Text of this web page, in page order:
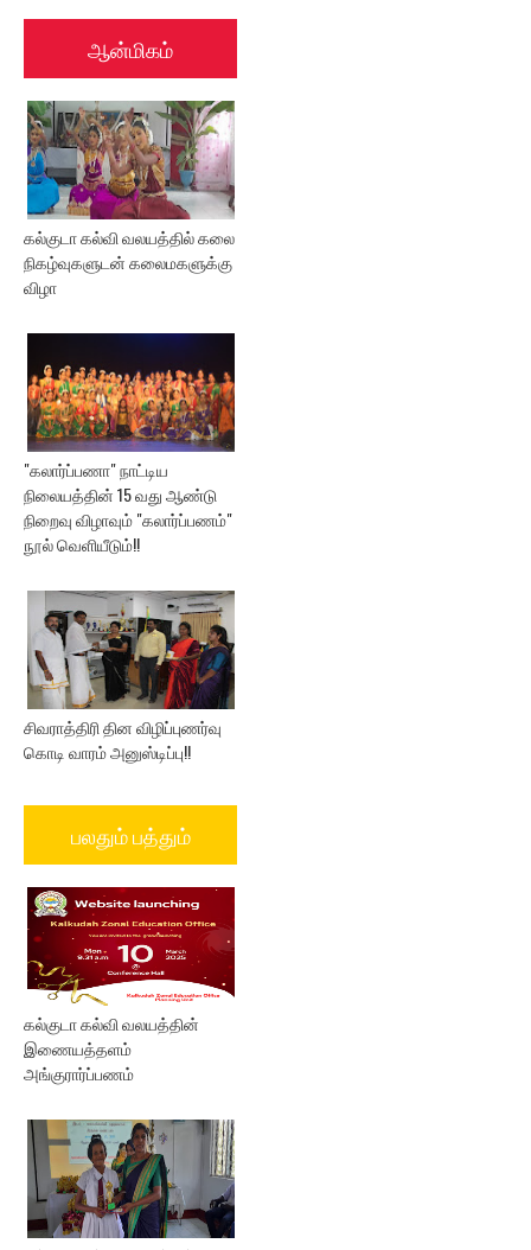
ஆன்மிகம்
கல்குடா கல்வி வலயத்தில் கலை
நிகழ்வுகளுடன் கலைமகளுக்கு
விழா
"கலார்ப்பணா" நாட்டிய
நிலையத்தின் 15 வது ஆண்டு
நிறைவு விழாவும் "கலார்ப்பணம்"
நூல் வெளியீடும்!!
சிவராத்திரி தின விழிப்புணர்வு
கொடி வாரம் அனுஸ்டிப்பு!!
பலதும் பத்தும்
கல்குடா கல்வி வலயத்தின்
இணையத்தளம்
அங்குரார்ப்பணம்